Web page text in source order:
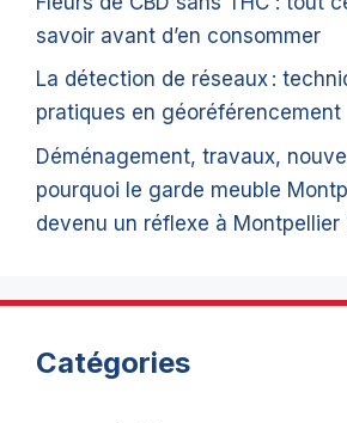
savoir avant d’en consommer
La détection de réseaux :
pratiques en géoréférencement
Déménagement, travaux,
pourquoi le garde meuble
devenu un réflexe à Montpellier
Catégories